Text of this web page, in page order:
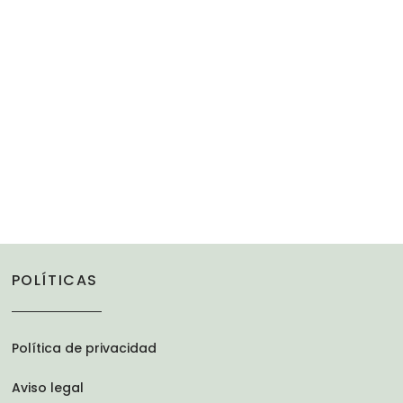
POLÍTICAS
Política de privacidad
Aviso legal